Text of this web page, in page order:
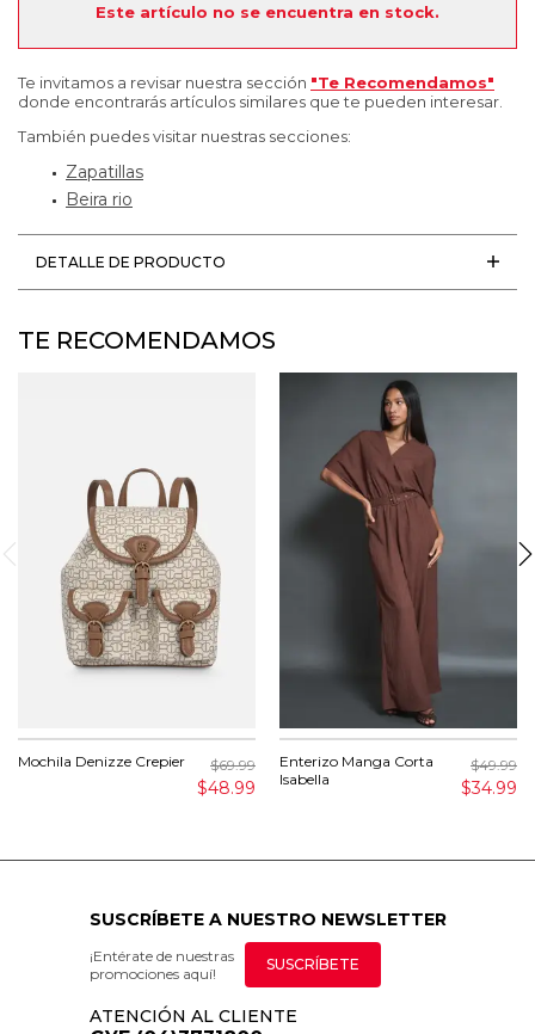
Este artículo no se encuentra en stock.
Te invitamos a revisar nuestra sección "Te Recomendamos"
donde encontrarás artículos similares que te pueden interesar.
También puedes visitar nuestras secciones:
Zapatillas
Beira rio
DETALLE DE PRODUCTO
TE RECOMENDAMOS
Mochila Denizze Crepier $69.99
$48.99
Enterizo Manga Corta
Isabella
$49.99
$34.99
SUSCRÍBETE A NUESTRO NEWSLETTER
¡Entérate de nuestras
promociones aquí!
SUSCRÍBETE
ATENCIÓN AL CLIENTE